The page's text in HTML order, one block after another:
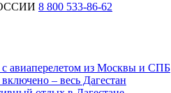
8 800 533-86-62
с авиаперелетом из Москвы и СПБ
– весь Дагестан